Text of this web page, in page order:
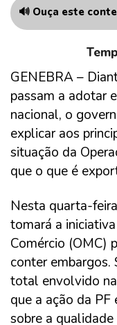
🔊 Ouça este
GENEBRA –
passam a adotar
nacional, o
explicar aos
situação da
que o que é
Nesta quarta-
tomará a
Comércio (OMC)
conter embargos.
total envolvido
que a ação da PF
sobre a